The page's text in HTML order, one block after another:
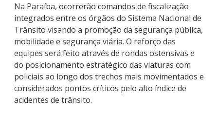
Na Paraíba, ocorrerão comandos de fiscalização
integrados entre os órgãos do Sistema Nacional de
Trânsito visando a promoção da segurança pública,
mobilidade e segurança viária. O reforço das
equipes será feito através de rondas ostensivas e
do posicionamento estratégico das viaturas com
policiais ao longo dos trechos mais movimentados e
considerados pontos críticos pelo alto índice de
acidentes de trânsito.